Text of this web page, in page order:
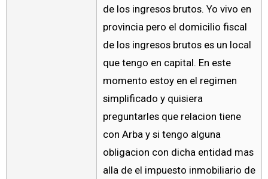
de los ingresos brutos. Yo vivo en
provincia pero el domicilio fiscal
de los ingresos brutos es un local
que tengo en capital. En este
momento estoy en el regimen
simplificado y quisiera
preguntarles que relacion tiene
con Arba y si tengo alguna
obligacion con dicha entidad mas
alla de el impuesto inmobiliario de